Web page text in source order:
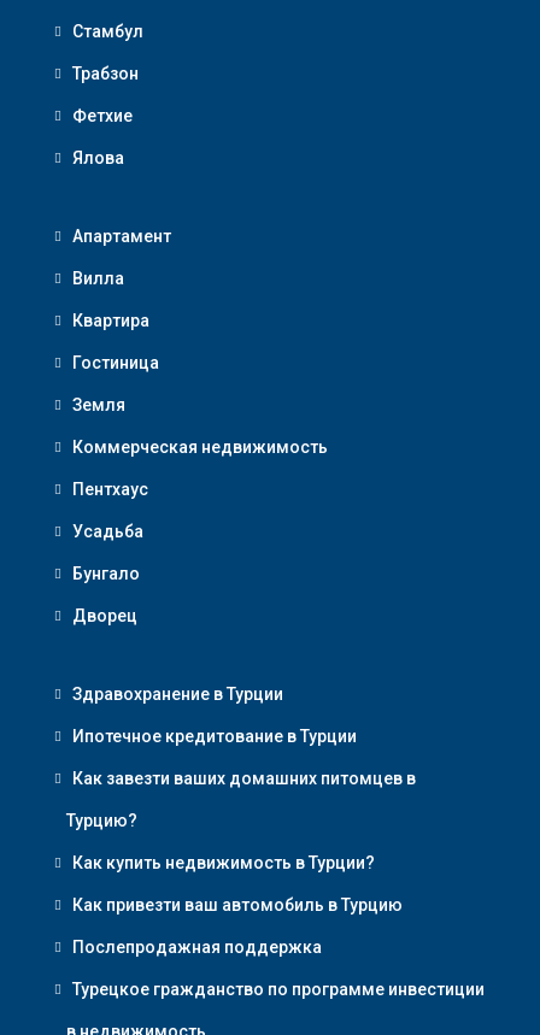
Стамбул
Трабзон
Фетхие
Ялова
Апартамент
Вилла
Квартира
Гостиница
Земля
Коммерческая недвижимость
Пентхаус
Усадьба
Бунгало
Дворец
Здравохранение в Турции
Ипотечное кредитование в Турции
Как завезти ваших домашних питомцев в
Турцию?
Как купить недвижимость в Турции?
Как привезти ваш автомобиль в Турцию
Послепродажная поддержка
Турецкое гражданство по программе инвестиции
в недвижимость